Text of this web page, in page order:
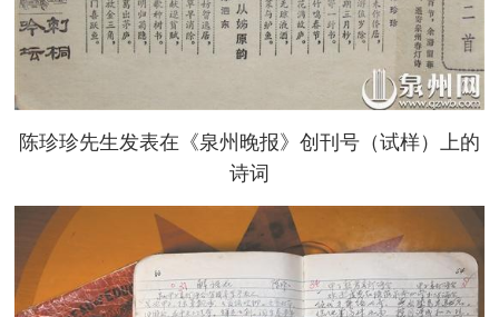
陈珍珍先生发表在《泉州晚报》创刊号（试样）上的
诗词